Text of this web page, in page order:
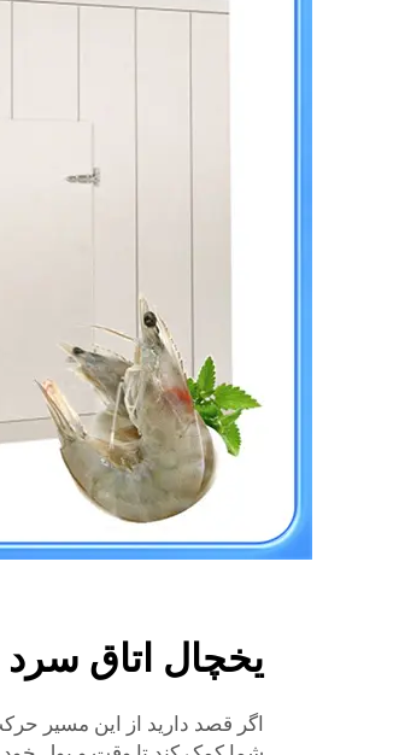
یخچال اتاق
اگر قصد دارید از این مسیر